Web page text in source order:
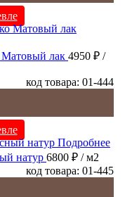
Матовый лак 4950 ₽ /
код товара: 01-444
Подробнее
натур 6800 ₽ / м2
код товара: 01-445